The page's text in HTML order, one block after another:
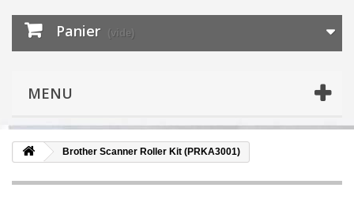
Panier (vide)
MENU
Brother Scanner Roller Kit (PRKA3001)